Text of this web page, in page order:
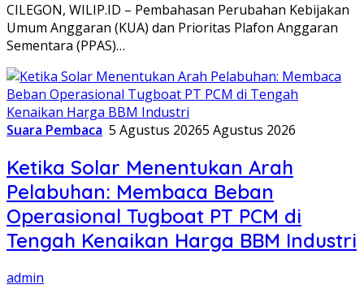
CILEGON, WILIP.ID – Pembahasan Perubahan Kebijakan
Umum Anggaran (KUA) dan Prioritas Plafon Anggaran
Sementara (PPAS)…
Suara Pembaca 5 Agustus 20265 Agustus 2026
Ketika Solar Menentukan Arah
Pelabuhan: Membaca Beban
Operasional Tugboat PT PCM di
Tengah Kenaikan Harga BBM Industri
admin